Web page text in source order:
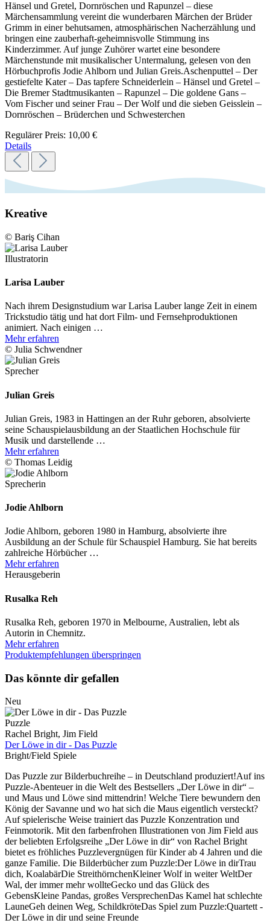
Hänsel und Gretel, Dornröschen und Rapunzel – diese
Märchensammlung vereint die wunderbaren Märchen der Brüder
Grimm in einer behutsamen, atmosphärischen Nacherzählung und
bringen eine zauberhaft-geheimnisvolle Stimmung ins
Kinderzimmer. Auf junge Zuhörer wartet eine besondere
Märchenstunde mit musikalischer Untermalung, gelesen von den
Hörbuchprofis Jodie Ahlborn und Julian Greis.Aschenputtel – Der
gestiefelte Kater – Das tapfere Schneiderlein – Hänsel und Gretel –
Die Bremer Stadtmusikanten – Rapunzel – Die goldene Gans –
Vom Fischer und seiner Frau – Der Wolf und die sieben Geisslein –
Dornröschen – Brüderchen und Schwesterchen
Regulärer Preis: 10,00 €
Details
Kreative
© Bariş Cihan
Illustratorin
Larisa Lauber
Nach ihrem Designstudium war Larisa Lauber lange Zeit in einem
Trickstudio tätig und hat dort Film- und Fernsehproduktionen
animiert. Nach einigen …
Mehr erfahren
© Julia Schwendner
Sprecher
Julian Greis
Julian Greis, 1983 in Hattingen an der Ruhr geboren, absolvierte
seine Schauspielausbildung an der Staatlichen Hochschule für
Musik und darstellende …
Mehr erfahren
© Thomas Leidig
Sprecherin
Jodie Ahlborn
Jodie Ahlborn, geboren 1980 in Hamburg, absolvierte ihre
Ausbildung an der Schule für Schauspiel Hamburg. Sie hat bereits
zahlreiche Hörbücher …
Mehr erfahren
Herausgeberin
Rusalka Reh
Rusalka Reh, geboren 1970 in Melbourne, Australien, lebt als
Autorin in Chemnitz.
Mehr erfahren
Produktempfehlungen überspringen
Das könnte dir gefallen
Neu
Puzzle
Rachel Bright, Jim Field
Der Löwe in dir - Das Puzzle
Bright/Field Spiele
Das Puzzle zur Bilderbuchreihe – in Deutschland produziert!Auf ins
Puzzle-Abenteuer in die Welt des Bestsellers „Der Löwe in dir“ –
und Maus und Löwe sind mittendrin! Welche Tiere bewundern den
König der Savanne und wo hat sich die Maus eigentlich versteckt?
Auf spielerische Weise trainiert das Puzzle Konzentration und
Feinmotorik. Mit den farbenfrohen Illustrationen von Jim Field aus
der beliebten Erfolgsreihe „Der Löwe in dir“ von Rachel Bright
bietet es fröhliches Puzzlevergnügen für Kinder ab 4 Jahren und die
ganze Familie. Die Bilderbücher zum Puzzle:Der Löwe in dirTrau
dich, KoalabärDie StreithörnchenKleiner Wolf in weiter WeltDer
Wal, der immer mehr wollteGecko und das Glück des
GebensKleine Pandas, großes VersprechenDas Kamel hat schlechte
LauneGeh deinen Weg, SchildkröteDas Spiel zum Puzzle:Quartett -
Der Löwe in dir und seine Freunde